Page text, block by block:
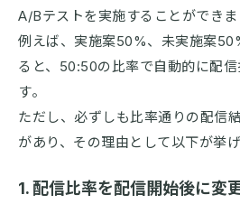
A/Bテストを実施することができま
例えば、実施案50%、未実施案
ると、50:50の比率で自動的に配
す。
ただし、必ずしも比率通りの配信
があり、その理由として以下が挙げ
1. 配信比率を配信開始後に変